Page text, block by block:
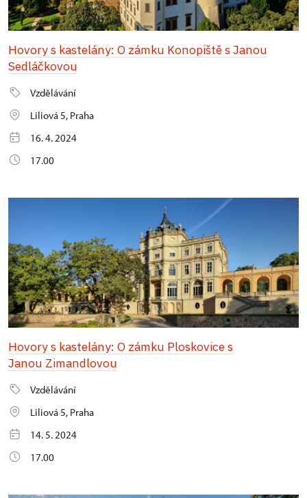
Hovory s kastelány: O zámku Konopiště s Janou
Sedláčkovou
Vzdělávání
Liliová 5, Praha
16. 4. 2024
17.00
Hovory s kastelány: O zámku Ploskovice s
Janou Zimandlovou
Vzdělávání
Liliová 5, Praha
14. 5. 2024
17.00